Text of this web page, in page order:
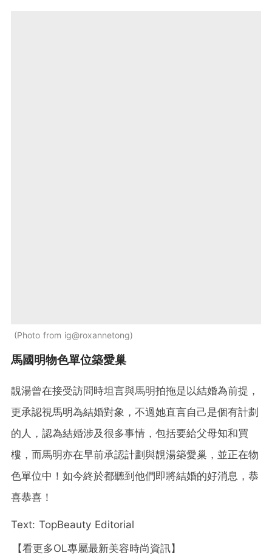
Photo from ig@roxannetong
馬國明物色單位築愛巢
靚湯曾在接受訪問時坦言與馬明拍拖是以結婚為前提，
更承認視馬明為結婚對象，不過她直言自己是個有計劃
的人，認為結婚涉及很多事情，包括要給父母知和買
樓，而馬明亦在早前承認計劃與靚湯築愛巢，並正在物
色單位中！如今終於都聽到他們即將結婚的好消息，恭
喜恭喜！
Text: TopBeauty Editorial
【看更多OL專屬最新美容時尚資訊】